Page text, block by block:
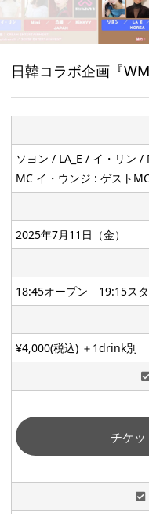
日韓コラボ企画『
ソヨン / LA_E / イ・リン
MC イ・ウンジ : ゲスト
2025年7月11日（金）
18:45オープン 19:15スタ
¥4,000(税込) ＋1drink別
チケッ